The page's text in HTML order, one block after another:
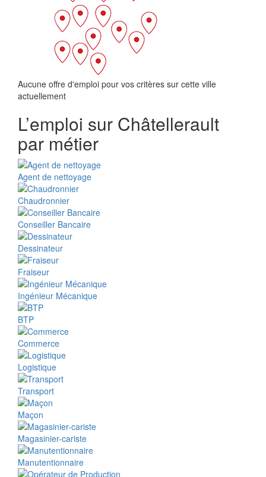
Aucune offre d'emploi pour vos critères sur cette ville
actuellement
L’emploi sur Châtellerault
par métier
Agent de nettoyage
Chaudronnier
Conseiller Bancaire
Dessinateur
Fraiseur
Ingénieur Mécanique
BTP
Commerce
Logistique
Transport
Maçon
Magasinier-cariste
Manutentionnaire